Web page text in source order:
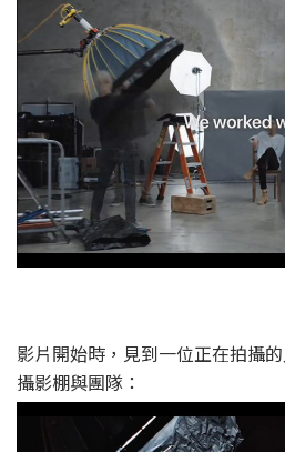
影片開始時，見到一位正在拍攝
攝影棚與團隊：